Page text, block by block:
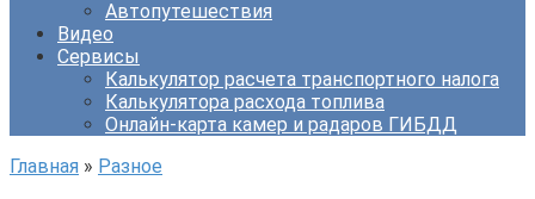
Автопутешествия
Видео
Сервисы
Калькулятор расчета транспортного налога
Калькулятора расхода топлива
Онлайн-карта камер и радаров ГИБДД
Главная » Разное